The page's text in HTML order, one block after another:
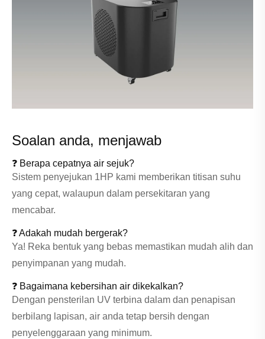
Soalan anda, menjawab
❓ Berapa cepatnya air sejuk?
Sistem penyejukan 1HP kami memberikan titisan suhu
yang cepat, walaupun dalam persekitaran yang
mencabar.
❓ Adakah mudah bergerak?
Ya! Reka bentuk yang bebas memastikan mudah alih dan
penyimpanan yang mudah.
❓ Bagaimana kebersihan air dikekalkan?
Dengan pensterilan UV terbina dalam dan penapisan
berbilang lapisan, air anda tetap bersih dengan
penyelenggaraan yang minimum.